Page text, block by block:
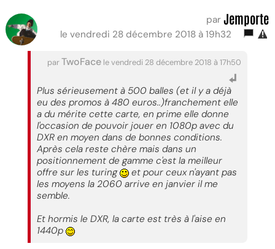
par Jemporte
le vendredi 28 décembre 2018 à 19h32
parTwoFace le vendredi 28 décembre 2018 à 17h50
Plus sérieusement à 500 balles (et il y a déjà
eu des promos à 480 euros..)franchement elle
a du mérite cette carte, en prime elle donne
l'occasion de pouvoir jouer en 1080p avec du
DXR en moyen dans de bonnes conditions.
Après cela reste chère mais dans un
positionnement de gamme c'est la meilleur
offre sur les turing
et pour ceux n'ayant pas
les moyens la 2060 arrive en janvier il me
semble.
Et hormis le DXR, la carte est très à l'aise en
1440p